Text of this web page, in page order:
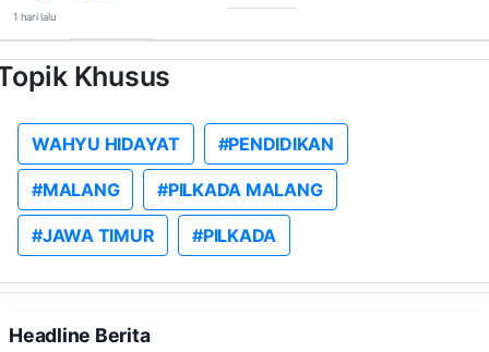
1 hari lalu
Khusus
WAHYU HIDAYAT #PENDIDIKAN
#MALANG #PILKADA MALANG
#JAWA TIMUR #PILKADA
Headline Berita